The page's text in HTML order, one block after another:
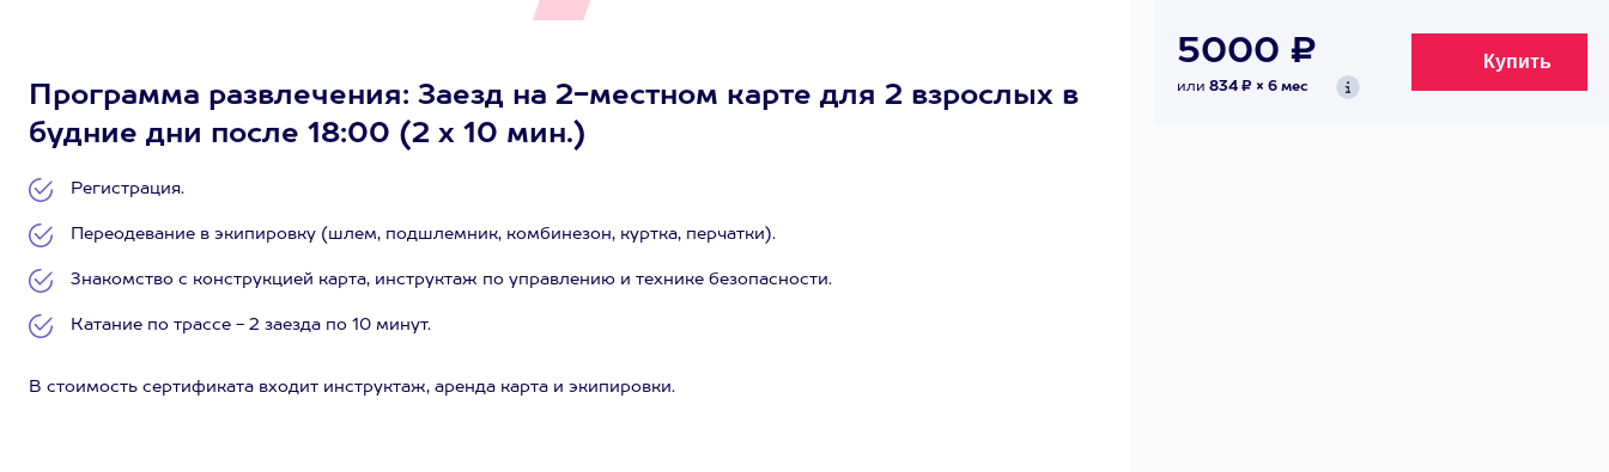
Программа развлечения: Заезд на 2-местном карте для 2 взрослых в
будние дни после 18:00 (2 х 10 мин.)
Регистрация.
Переодевание в экипировку (шлем, подшлемник, комбинезон, куртка, перчатки).
Знакомство с конструкцией карта, инструктаж по управлению и технике безопасности.
Катание по трассе - 2 заезда по 10 минут.
В стоимость сертификата входит инструктаж, аренда карта и экипировки.
5000 ₽
или 834 ₽ × 6 мес